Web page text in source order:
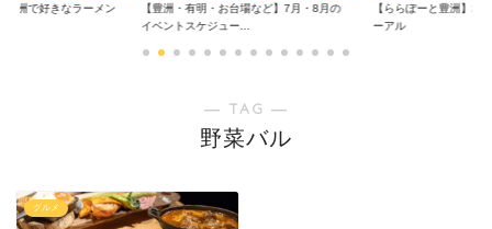
豊洲で好きなラーメン
【豊洲・有明・お台場など】7月・8月の
イベントスケジュー...
【ららぽーと豊洲】
ーアル
― TAG ―
野菜バル
グルメ